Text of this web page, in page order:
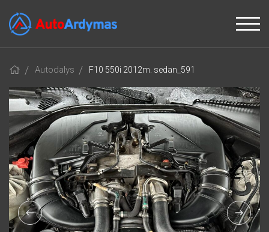
Autodalys F10 550i 2012m. sedan_591